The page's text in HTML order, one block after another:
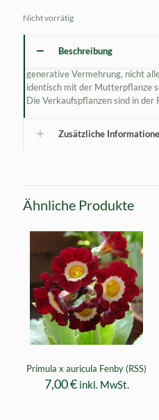
Nicht vorrätig
Beschreibung
generative Vermehrung, nicht
identisch mit der Mutterpflanze
Die Verkaufspflanzen sind in der
Zusätzliche
Ähnliche Produkte
Primula x auricula Fenby (RSS)
7,00€ inkl. MwSt.